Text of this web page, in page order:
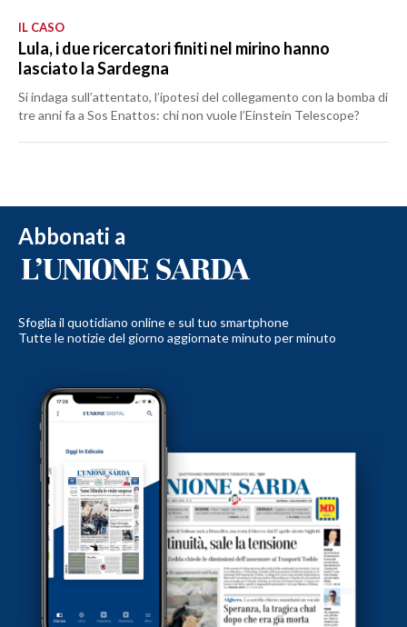
IL CASO
Lula, i due ricercatori finiti nel mirino hanno
lasciato la Sardegna
Si indaga sull’attentato, l’ipotesi del collegamento con la bomba di
tre anni fa a Sos Enattos: chi non vuole l’Einstein Telescope?
Abbonati a
Sfoglia il quotidiano online e sul tuo smartphone
Tutte le notizie del giorno aggiornate minuto per minuto